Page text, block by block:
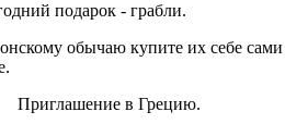
подарок - грабли.
обычаю купите их себе сами
в Грецию.